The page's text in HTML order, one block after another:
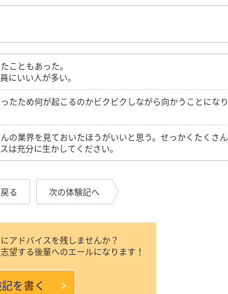
こともあった。
にいい人が多い。
たため何が起こるのかビクビクしながら向かうことにな
の業界を見ておいたほうがいいと思う。せっかくたくさ
は充分に生かしてください。
る 次の体験記へ
アドバイスを残しませんか？
望する後輩へのエールになります！
を書く